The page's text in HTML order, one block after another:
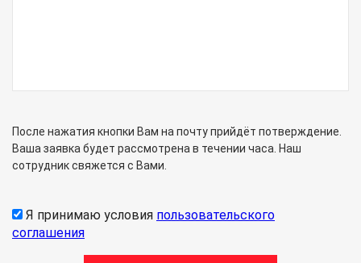
После нажатия кнопки Вам на почту прийдёт потверждение.
Ваша заявка будет рассмотрена в течении часа. Наш
сотрудник свяжется с Вами.
Я принимаю условия пользовательского
соглашения